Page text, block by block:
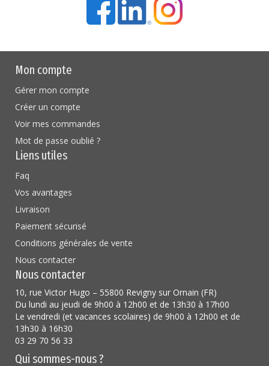
Mon compte
Gérer mon compte
Créer un compte
Voir mes commandes
Mot de passe oublié ?
Liens utiles
Faq
Vos avantages
Livraison
Paiement sécurisé
Conditions générales de vente
Nous contacter
Nous contacter
10, rue Victor Hugo – 55800 Revigny sur Ornain (FR)
Du lundi au jeudi de 9h00 à 12h00 et de 13h30 à 17h00
Le vendredi (et vacances scolaires) de 9h00 à 12h00 et de
13h30 à 16h30
03 29 70 56 33
Qui sommes-nous ?